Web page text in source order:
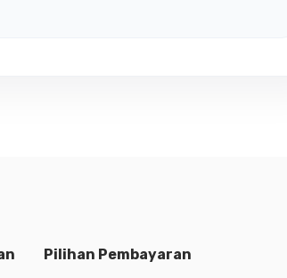
Pilihan Pembayaran